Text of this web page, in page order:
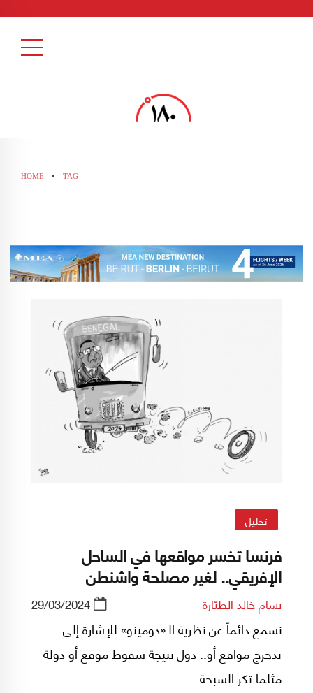
HOME TAG
تحليل
فرنسا تخسر مواقعها في الساحل
الإفريقي.. لغير مصلحة واشنطن
بسام خالد الطيّارة 29/03/2024
نسمع دائماً عن نظرية الـ«دومينو» للإشارة إلى
تدحرج مواقع أو.. دول نتيجة سقوط موقع أو دولة
مثلما تكر السبحة.